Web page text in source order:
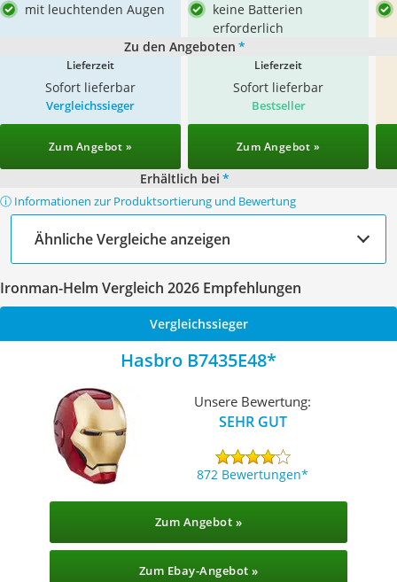
mit leuchtenden Augen
keine Batterien
erforderlich
Zu den Angeboten *
Lieferzeit
Sofort lieferbar
Lieferzeit
Sofort lieferbar
Vergleichssieger
Zum Angebot »
Bestseller
Zum Angebot »
Erhältlich bei *
ⓘ Informationen zur Produktsortierung und Bewertung
Ähnliche Vergleiche anzeigen
Ironman-Helm Vergleich 2026 Empfehlungen
Vergleichssieger
Hasbro B7435E48
Unsere Bewertung:
SEHR GUT
872 Bewertungen
Zum Angebot »
Zum Ebay-Angebot »